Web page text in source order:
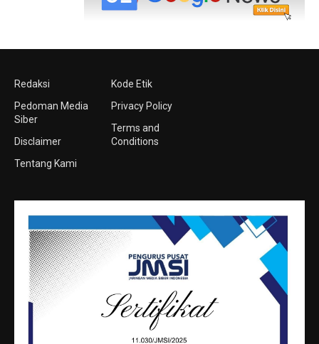
Redaksi
Pedoman Media
Siber
Disclaimer
Tentang Kami
Kode Etik
Privacy Policy
Terms and
Conditions